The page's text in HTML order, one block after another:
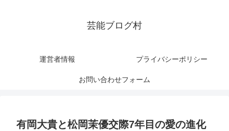
芸能ブログ村
運営者情報 プライバシーポリシー
お問い合わせフォーム
有岡大貴と松岡茉優交際7年目の愛の進化